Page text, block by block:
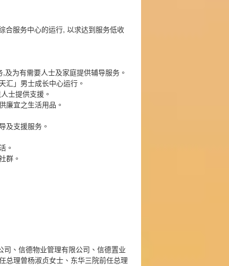
合服务中心的运行, 以求达到服务低收
为有需要人士及家庭提供辅导服务。
汇」男士成长中心运行。
士提供支援。
廉宜之生活用品。
及支援服务。
。
群。
、信德物业管理有限公司、信德置业
总理曾杨淑贞女士、东华三院前任总理